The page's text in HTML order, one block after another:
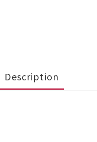
Description